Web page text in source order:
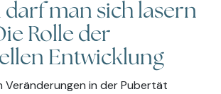
darf man sich lasern
Rolle der
Entwicklung
Veränderungen in der Pubertät